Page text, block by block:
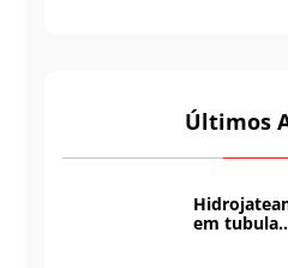
Últimos
em